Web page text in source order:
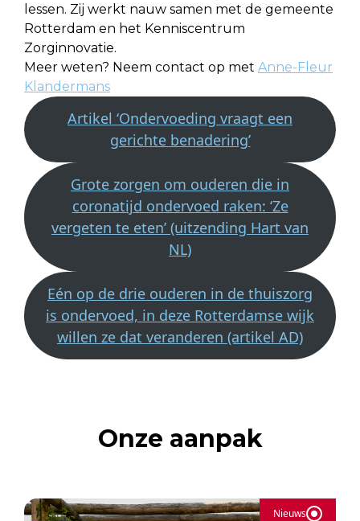
lessen. Zij werkt nauw samen met de gemeente
Rotterdam en het Kenniscentrum
Zorginnovatie.
Meer weten? Neem contact op met Anne-Fleur
Klandermans
Artikel ‘Ondervoeding vraagt een
gerichte benadering’
Grote zorgen om ouderen die in
coronatijd ondervoed raken: ‘Ze
vergeten te eten’ (uitzending Hart van
NL)
Eén op de drie ouderen in de thuiszorg
is ondervoed, in deze Rotterdamse wijk
willen ze dat veranderen (artikel AD)
Onze aanpak
Nieuws